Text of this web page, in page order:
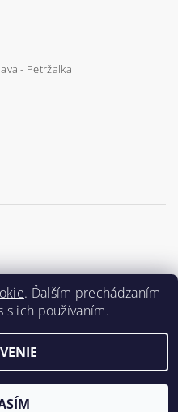
- Petržalka
práva vyhradené
. Ďalším prechádzaním
s ich používaním.